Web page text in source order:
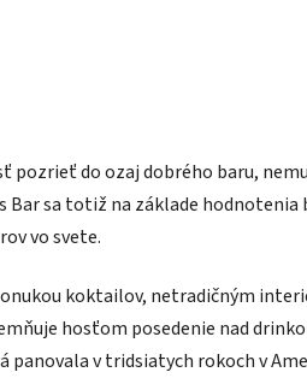
pozrieť do ozaj dobrého baru,
Bar sa totiž na základe
vo svete.
koktailov, netradičným
hosťom posedenie nad
v tridsiatych rokoch v